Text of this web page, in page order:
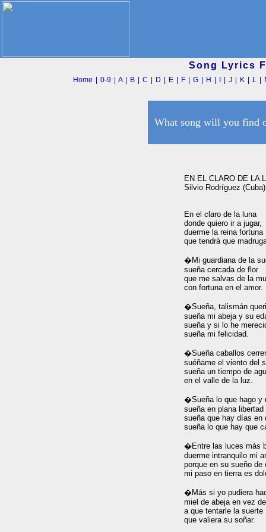
Song Lyrics
Home |0-9 |A| B |C D E F |G H |J K L
What song will you find
EN EL CLARO DE LA
Silvio Rodríguez (Cuba)
En el claro de la luna
donde quiero ir a jugar,
duerme la reina fortuna
que tendrá que
�Mi guardiana de la
sueña cercada de flor
que me salvas de la
con fortuna en el amor.
�Sueña, talismán
sueña mi abeja y su
sueña y si lo he
sueña mi felicidad.
�Sueña caballos
suéñame el viento del
sueña un tiempo de
en el valle de la luz.
�Sueña lo que hago y
sueña en plana libertad
sueña que hay días en
sueña lo que hay que
�Entre las luces más
duerme intranquilo mi
porque en su sueño de
mi paso en tierra es
�Más si yo pudiera
miel de abeja en vez
a que tentarle la suerte
que valiera su soñar.